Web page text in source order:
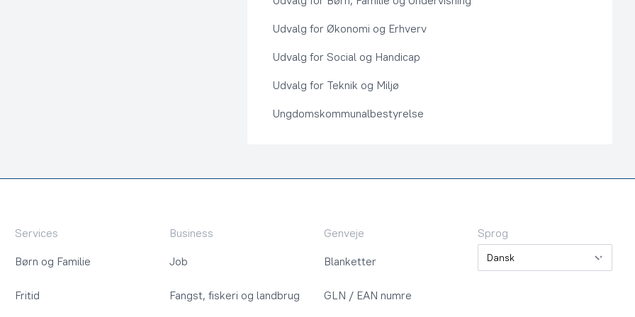
Udvalg for Økonomi og Erhverv
Udvalg for Social og Handicap
Udvalg for Teknik og Miljø
Ungdomskommunalbestyrelse
Services
Børn og Familie
Fritid
Business
Job
Fangst, fiskeri og landbrug
Genveje
Blanketter
GLN / EAN numre
Sprog
Sprog